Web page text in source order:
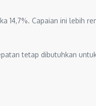
14,7%. Capaian ini lebih
tetap dibutuhkan